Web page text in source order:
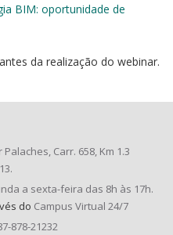
BIM: oportunidade de
da realização do webinar.
Carr. 658, Km 1.3
a sexta-feira das 8h às 17h.
do Campus Virtual 24/7
878-21232